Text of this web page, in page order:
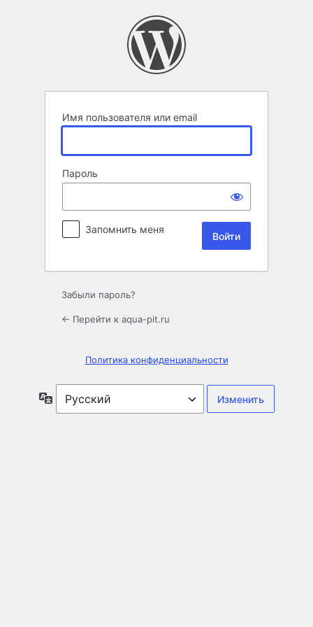
Имя пользователя или email
Пароль
Запомнить меня
Забыли пароль?
← Перейти к aqua-pit.ru
Политика конфиденциальности
Язык